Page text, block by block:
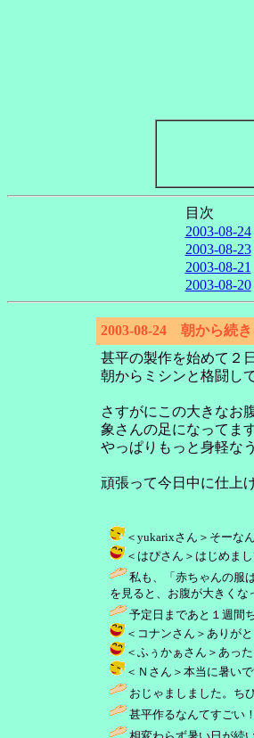
目次
2003-08-24
2003-08-23
2003-08-21
2003-08-20
2003-08-24 朝から続き
甚平の製作を始めて２日
朝からミシンと格闘し
さすがにこの大きなお
象さんの足になってます
やっぱりもっと身軽な
頑張って今日中に仕上
＜yukarixさん＞そーな
＜はぴさん＞はじめま
私も、「赤ちゃんの服
を見ると、お腹が大きく
予定日まであと１週間
＜コナンさん＞ありが
＜ふぅかぁさん＞あっ
＜Ｎさん＞本当に暑い
おじゃましました。ち
甚平作るなんてすごい